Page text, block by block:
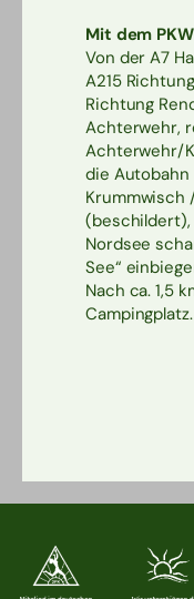
Mit dem
Von der A7
A215
Richtung
Achterwehr,
Achterwehr/
die Autobahn
Krummwisch
Nordsee
See“
Nach ca. 1,5
Campingplatz.